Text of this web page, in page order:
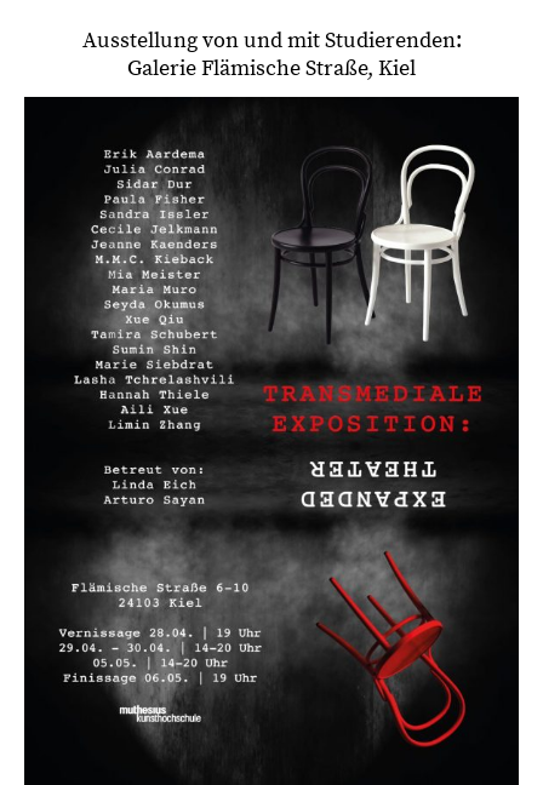
Ausstellung von und mit Studierenden:
Galerie Flämische Straße, Kiel